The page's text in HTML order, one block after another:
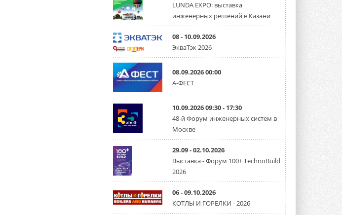
LUNDA EXPO: выставка
инженерных решений в Казани
08 - 10.09.2026
ЭкваТэк 2026
08.09.2026 00:00
А-ФЕСТ
10.09.2026 09:30 - 17:30
48-й Форум инженерных систем в
Москве
29.09 - 02.10.2026
Выставка - Форум 100+ TechnoBuild
2026
06 - 09.10.2026
КОТЛЫ И ГОРЕЛКИ - 2026